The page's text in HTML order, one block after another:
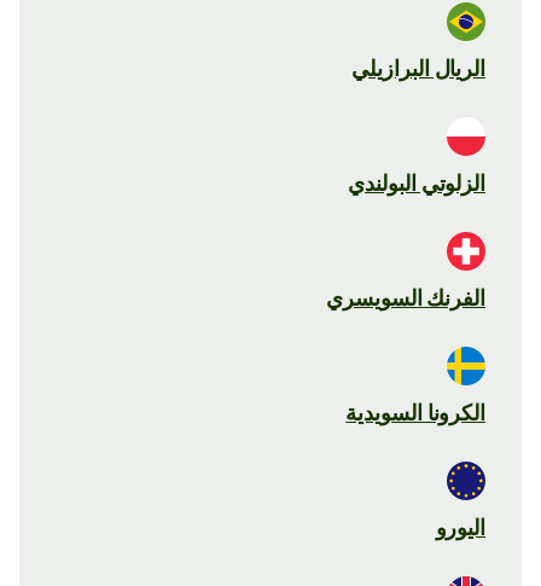
الريال البرازيلي
الزلوتي البولندي
الفرنك السويسري
الكرونا السويدية
اليورو